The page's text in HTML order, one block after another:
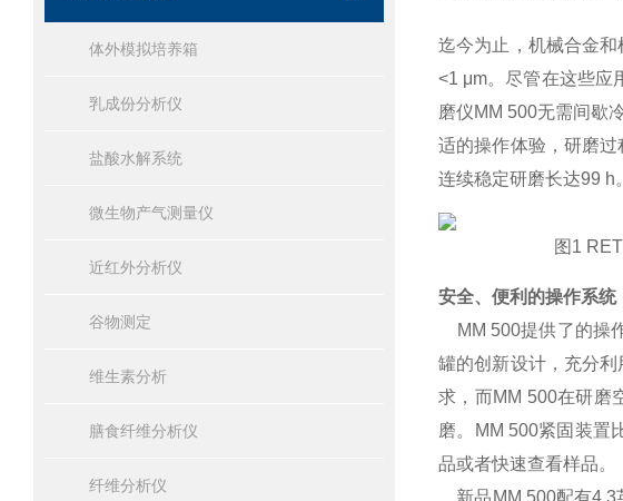
体外模拟培养箱
乳成份分析仪
盐酸水解系统
微生物产气测量仪
近红外分析仪
谷物测定
维生素分析
膳食纤维分析仪
纤维分析仪
迄今为止，机械合金
<1 μm。 尽管在这些应
磨仪MM 500无需间歇
适的操作体验，研磨过
连续稳定研磨长达99 h。
图1
安全、便利的操作系统
MM 500提供了的操
罐的创新设计，充分利
求，而MM 500在研磨
磨。
MM 500紧固装置
品或者快速查看样品。
新品MM 500配有